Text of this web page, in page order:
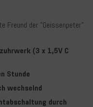
Freund der "Geissenpeter"
(3 x 1,5V C
Stunde
wechselnd
durch